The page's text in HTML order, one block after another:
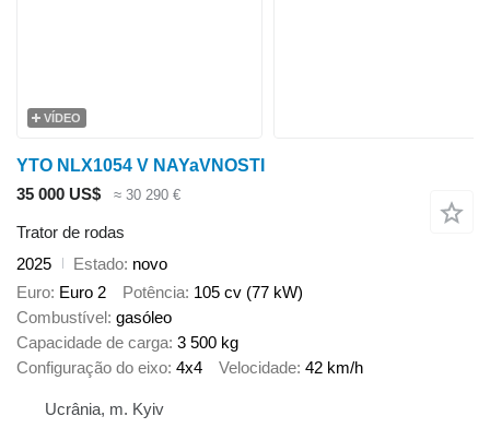
VÍDEO
YTO NLX1054 V NAYaVNOSTI
35 000 US$
≈ 30 290 €
Trator de rodas
2025
Estado novo
Euro Euro 2 Potência 105 cv (77 kW)
Combustível gasóleo
Capacidade de carga 3 500 kg
Configuração do eixo 4x4 Velocidade 42 km/h
Ucrânia, m. Kyiv